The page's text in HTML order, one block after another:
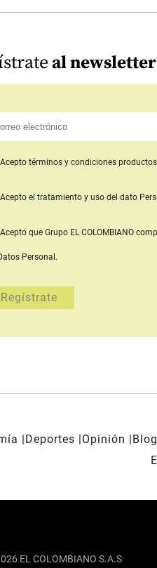
al newsletter
Acepto términos y condiciones
Aceptoel tratamiento y uso del dato
Acepto que Grupo EL COLOMBIANO
Personal.
Deportes Opinión
EL COLOMBIANO S.A.S